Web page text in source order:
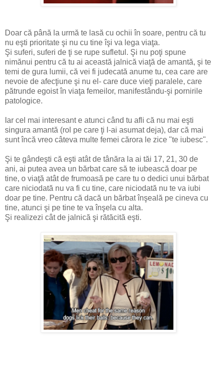
Doar că până la urmă te lasă cu ochii în soare, pentru că tu
nu eşti prioritate şi nu cu tine îşi va lega viaţa.
Şi suferi, suferi de ţi se rupe sufletul. Şi nu poţi spune
nimănui pentru că tu ai această jalnică viaţă de amantă, şi te
temi de gura lumii, că vei fi judecată anume tu, cea care are
nevoie de afecţiune şi nu el- care duce vieţi paralele, care
pătrunde egoist în viaţa femeilor, manifestându-şi pornirile
patologice.
Iar cel mai interesant e atunci când tu afli că nu mai eşti
singura amantă (rol pe care ţi l-ai asumat deja), dar că mai
sunt încă vreo câteva multe femei cărora le zice "te iubesc".
Şi te gândeşti că eşti atât de tânăra la ai tăi 17, 21, 30 de
ani, ai putea avea un bărbat care să te iubească doar pe
tine, o viaţă atât de frumoasă pe care tu o dedici unui bărbat
care niciodată nu va fi cu tine, care niciodată nu te va iubi
doar pe tine. Pentru că dacă un bărbat înşeală pe cineva cu
tine, atunci şi pe tine te va înşela cu alta.
Şi realizezi cât de jalnică şi rătăcită eşti.